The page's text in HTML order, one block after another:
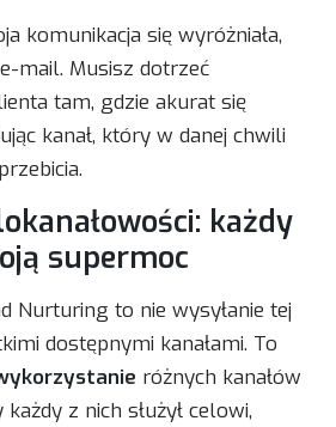
komunikacja się wyróżniała,
mail. Musisz dotrzeć
tam, gdzie akurat się
kanał, który w danej chwili
każdy
supermoc
Nurturing to nie wysyłanie tej
dostępnymi kanałami. To
różnych kanałów
z nich służył celowi,